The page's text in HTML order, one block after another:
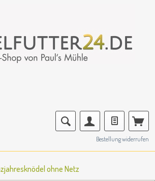
Bestellung widerrufen
ohne Netz